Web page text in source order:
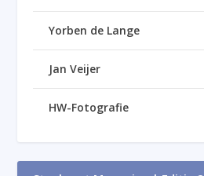
Yorben de Lange
Jan Veijer
HW-Fotografie